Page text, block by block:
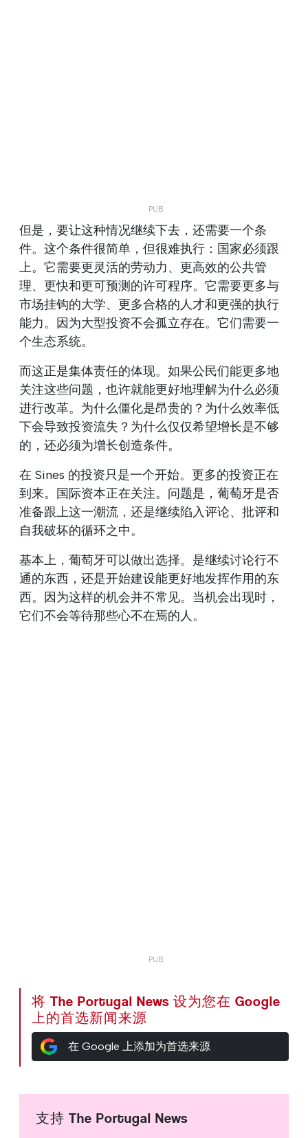
但是，要让这种情况继续下去，还需要一个条
件。这个条件很简单，但很难执行：国家必须跟
上。它需要更灵活的劳动力、更高效的公共管
理、更快和更可预测的许可程序。它需要更多与
市场挂钩的大学、更多合格的人才和更强的执行
能力。因为大型投资不会孤立存在。它们需要一
个生态系统。
而这正是集体责任的体现。如果公民们能更多地
关注这些问题，也许就能更好地理解为什么必须
进行改革。为什么僵化是昂贵的？为什么效率低
下会导致投资流失？为什么仅仅希望增长是不够
的，还必须为增长创造条件。
在 Sines 的投资只是一个开始。更多的投资正在
到来。国际资本正在关注。问题是，葡萄牙是否
准备跟上这一潮流，还是继续陷入评论、批评和
自我破坏的循环之中。
基本上，葡萄牙可以做出选择。是继续讨论行不
通的东西，还是开始建设能更好地发挥作用的东
西。因为这样的机会并不常见。当机会出现时，
它们不会等待那些心不在焉的人。
将 The Portugal News 设为您在 Google
上的首选新闻来源
在 Google 上添加为首选来源
支持 The Portugal News